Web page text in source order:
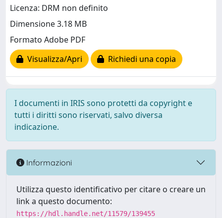
Licenza: DRM non definito
Dimensione 3.18 MB
Formato Adobe PDF
Visualizza/Apri
Richiedi una copia
I documenti in IRIS sono protetti da copyright e
tutti i diritti sono riservati, salvo diversa
indicazione.
Informazioni
Utilizza questo identificativo per citare o creare un
link a questo documento:
https://hdl.handle.net/11579/139455